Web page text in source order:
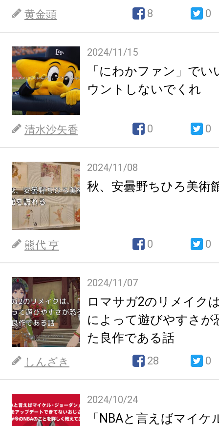
黄金頭 8 0
2024/11/15
「にわかファン」で
ウントしないでくれ
清水沙矢香 0 0
2024/11/08
秋、安曇野ちひろ美術
熊代 亨 0 0
2024/11/07
ロマサガ2のリメイク
によって遊びやすさが
た良作である話
しんざき 28 0
2024/10/24
「NBAと言えばマイケ